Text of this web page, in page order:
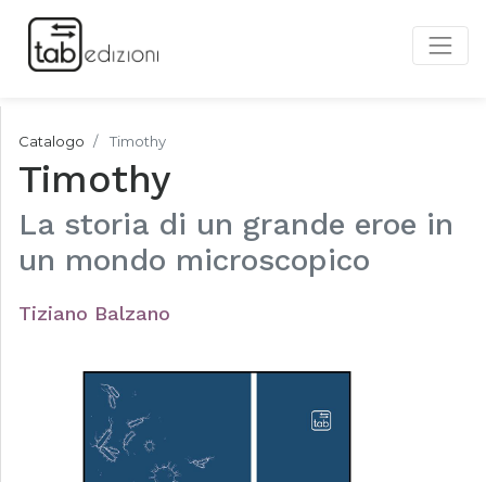
Catalogo Timothy
Timothy
La storia di un grande eroe in
un mondo microscopico
Tiziano Balzano